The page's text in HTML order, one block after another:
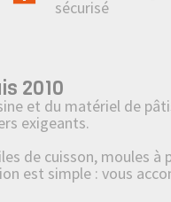
sécurisé
2010
et du matériel de
exigeants.
de cuisson, moules à
est simple : vous